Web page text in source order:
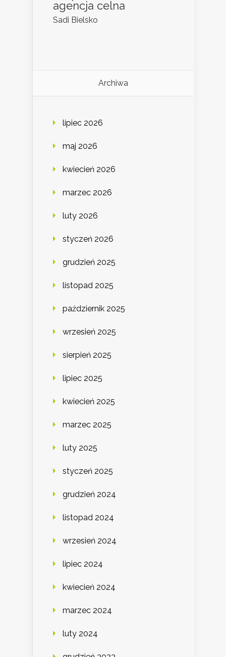
agencja celna
Sadi Bielsko
Archiwa
lipiec 2026
maj 2026
kwiecień 2026
marzec 2026
luty 2026
styczeń 2026
grudzień 2025
listopad 2025
październik 2025
wrzesień 2025
sierpień 2025
lipiec 2025
kwiecień 2025
marzec 2025
luty 2025
styczeń 2025
grudzień 2024
listopad 2024
wrzesień 2024
lipiec 2024
kwiecień 2024
marzec 2024
luty 2024